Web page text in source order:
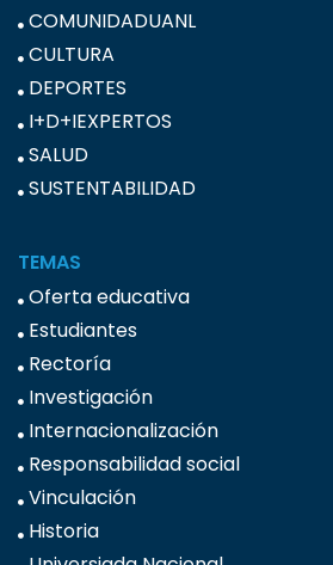
COMUNIDADUANL
CULTURA
DEPORTES
I+D+IEXPERTOS
SALUD
SUSTENTABILIDAD
TEMAS
Oferta educativa
Estudiantes
Rectoría
Investigación
Internacionalización
Responsabilidad social
Vinculación
Historia